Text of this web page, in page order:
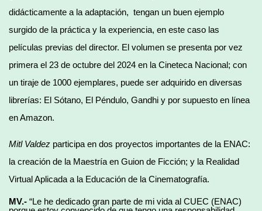
didácticamente a la adaptación, tengan un buen ejemplo
surgido de la práctica y la experiencia, en este caso las
películas previas del director. El volumen se presenta por vez
primera el 23 de octubre del 2024 en la Cineteca Nacional; con
un tiraje de 1000 ejemplares, puede ser adquirido en diversas
librerías: El Sótano, El Péndulo, Gandhi y por supuesto en línea
en Amazon.
Mitl Valdez participa en dos proyectos importantes de la ENAC:
la creación de la Maestría en Guion de Ficción; y la Realidad
Virtual Aplicada a la Educación de la Cinematografía.
MV.- “Le he dedicado gran parte de mi vida al CUEC (ENAC)